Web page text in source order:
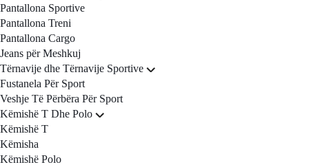
Pantallona Sportive
Pantallona Treni
Pantallona Cargo
Jeans për Meshkuj
Tërnavije dhe Tërnavije Sportive
Fustanela Për Sport
Veshje Të Përbëra Për Sport
Këmishë T Dhe Polo
Këmishë T
Këmisha
Këmishë Polo